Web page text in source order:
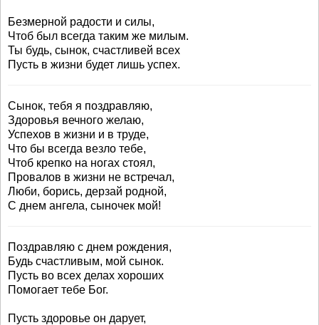
Безмерной радости и силы,
Чтоб был всегда таким же милым.
Ты будь, сынок, счастливей всех
Пусть в жизни будет лишь успех.
Сынок, тебя я поздравляю,
Здоровья вечного желаю,
Успехов в жизни и в труде,
Что бы всегда везло тебе,
Чтоб крепко на ногах стоял,
Провалов в жизни не встречал,
Люби, борись, дерзай родной,
С днем ангела, сыночек мой!
Поздравляю с днем рождения,
Будь счастливым, мой сынок.
Пусть во всех делах хороших
Помогает тебе Бог.
Пусть здоровье он дарует,